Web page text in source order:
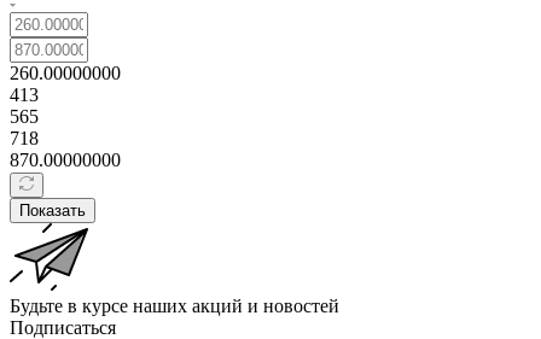
260.00000000
413
565
718
870.00000000
Показать
Будьте в курсе наших акций и новостей
Подписаться